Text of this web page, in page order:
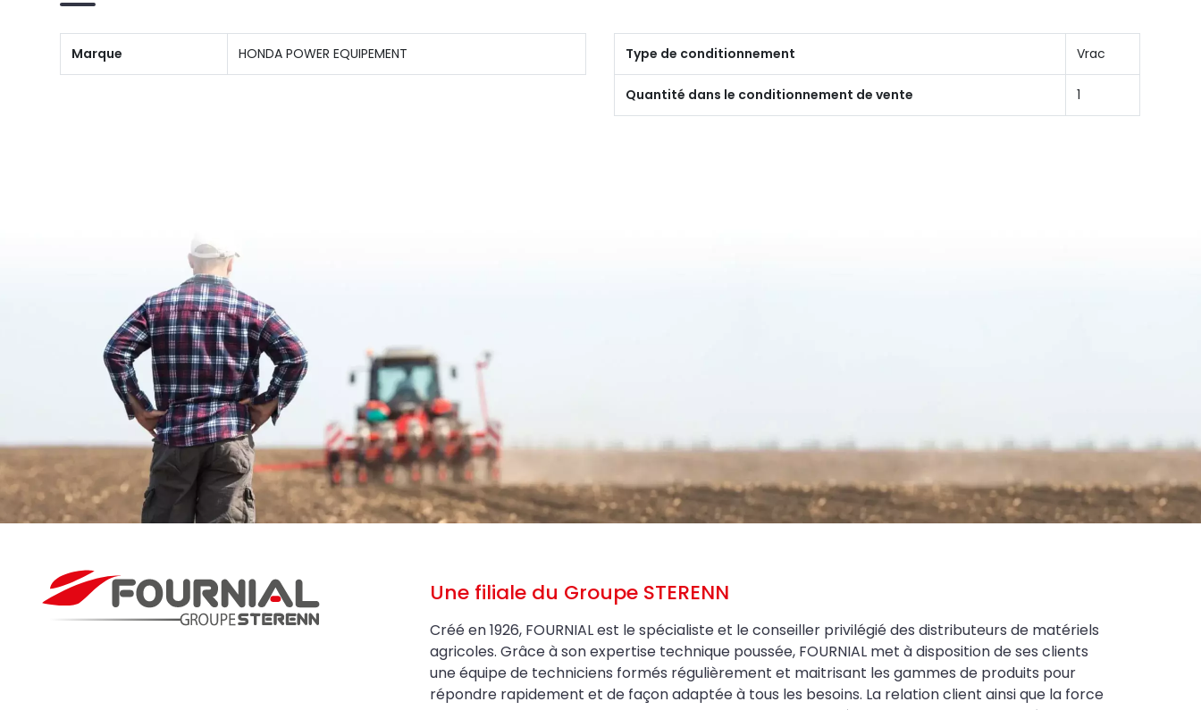
Marque HONDA POWER EQUIPEMENT Type de conditionnement Vrac
Quantité dans le conditionnement de vente 1
Une filiale du Groupe STERENN
Créé en 1926, FOURNIAL est le spécialiste et le conseiller privilégié des distributeurs de matériels
agricoles. Grâce à son expertise technique poussée, FOURNIAL met à disposition de ses clients
une équipe de techniciens formés régulièrement et maitrisant les gammes de produits pour
répondre rapidement et de façon adaptée à tous les besoins. La relation client ainsi que la force